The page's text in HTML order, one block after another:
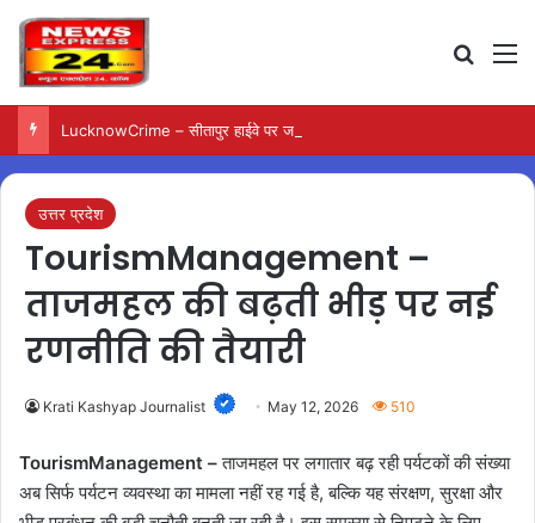
LucknowCrime – सीतापुर हाईवे पर जली कार से मिला युवक का शव
उत्तर प्रदेश
TourismManagement –
ताजमहल की बढ़ती भीड़ पर नई
रणनीति की तैयारी
Krati Kashyap Journalist May 12, 2026 510
TourismManagement –ताजमहल पर लगातार बढ़ रही पर्यटकों की संख्या
अब सिर्फ पर्यटन व्यवस्था का मामला नहीं रह गई है, बल्कि यह संरक्षण, सुरक्षा और